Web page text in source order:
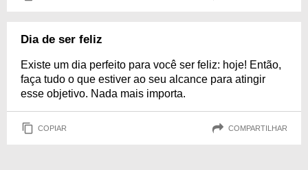
Dia de ser feliz
Existe um dia perfeito para você ser feliz: hoje! Então,
faça tudo o que estiver ao seu alcance para atingir
esse objetivo. Nada mais importa.
COPIAR COMPARTILHAR